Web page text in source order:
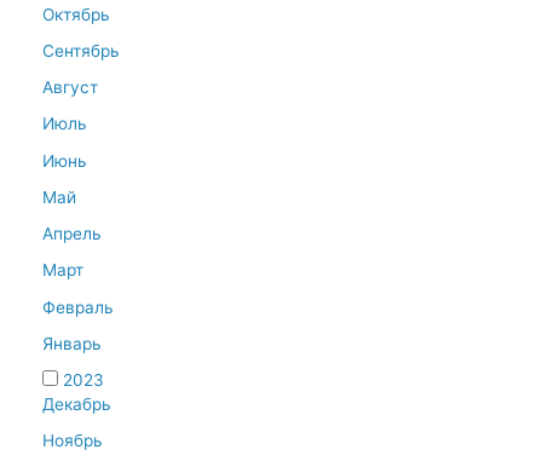
Октябрь
Сентябрь
Август
Июль
Июнь
Май
Апрель
Март
Февраль
Январь
2023
Декабрь
Ноябрь